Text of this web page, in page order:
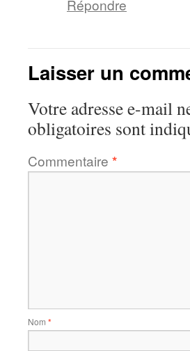
Répondre
Laisser un
Votre adresse e-mail
obligatoires sont
Commentaire *
Nom *